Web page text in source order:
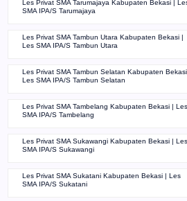
Les Privat SMA Tarumajaya Kabupaten Bekasi |
SMA IPA/S Tarumajaya
Les Privat SMA Tambun Utara Kabupaten Bekasi |
Les SMA IPA/S Tambun Utara
Les Privat SMA Tambun Selatan Kabupaten
Les SMA IPA/S Tambun Selatan
Les Privat SMA Tambelang Kabupaten Bekasi | Les
SMA IPA/S Tambelang
Les Privat SMA Sukawangi Kabupaten Bekasi | Les
SMA IPA/S Sukawangi
Les Privat SMA Sukatani Kabupaten Bekasi | Les
SMA IPA/S Sukatani